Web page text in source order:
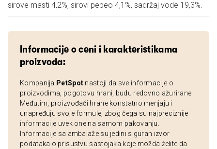
sirove masti 4,2%, sirovi pepeo 4,1%, sadržaj vode 19,3%.
Informacije o ceni i karakteristikama
proizvoda:
Kompanija PetSpot nastoji da sve informacije o
proizvodima, pogotovu hrani, budu redovno ažurirane.
Međutim, proizvođači hrane konstatno menjaju i
unapređuju svoje formule, zbog čega su najpreciznije
informacije uvek one na samom pakovanju.
Informacije sa ambalaže su jedini siguran izvor
podataka o prisustvu sastojaka koje možda želite da